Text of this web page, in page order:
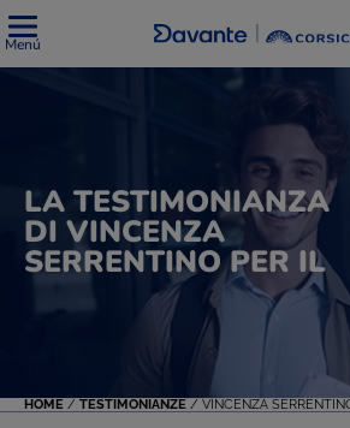
Menú
LA TESTIMONIANZA
DI VINCENZA
SERRENTINO PER IL
HOME / TESTIMONIANZE / VINCENZA